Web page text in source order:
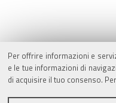
Per offrire informazioni e
e le tue informazioni di
di acquisire il tuo consenso.